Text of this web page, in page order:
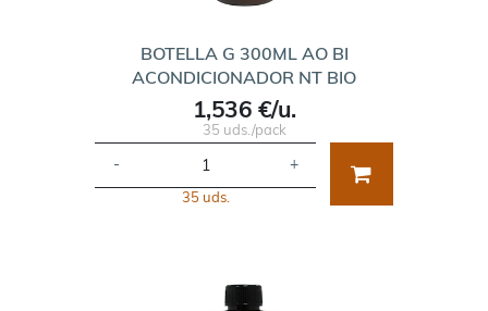
BOTELLA G 300ML AO BI
ACONDICIONADOR NT BIO
1,536 €/u.
35 uds./pack
- +
35 uds.